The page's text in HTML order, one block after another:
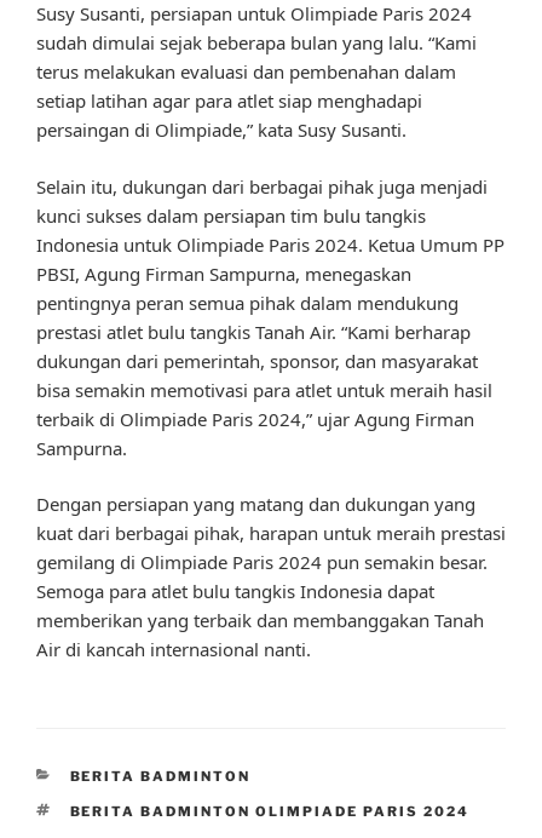
Susy Susanti, persiapan untuk Olimpiade Paris 2024
sudah dimulai sejak beberapa bulan yang lalu. “Kami
terus melakukan evaluasi dan pembenahan dalam
setiap latihan agar para atlet siap menghadapi
persaingan di Olimpiade,” kata Susy Susanti.
Selain itu, dukungan dari berbagai pihak juga menjadi
kunci sukses dalam persiapan tim bulu tangkis
Indonesia untuk Olimpiade Paris 2024. Ketua Umum PP
PBSI, Agung Firman Sampurna, menegaskan
pentingnya peran semua pihak dalam mendukung
prestasi atlet bulu tangkis Tanah Air. “Kami berharap
dukungan dari pemerintah, sponsor, dan masyarakat
bisa semakin memotivasi para atlet untuk meraih hasil
terbaik di Olimpiade Paris 2024,” ujar Agung Firman
Sampurna.
Dengan persiapan yang matang dan dukungan yang
kuat dari berbagai pihak, harapan untuk meraih prestasi
gemilang di Olimpiade Paris 2024 pun semakin besar.
Semoga para atlet bulu tangkis Indonesia dapat
memberikan yang terbaik dan membanggakan Tanah
Air di kancah internasional nanti.
CATEGORIES
BERITA BADMINTON
TAGS
BERITA BADMINTON OLIMPIADE PARIS 2024